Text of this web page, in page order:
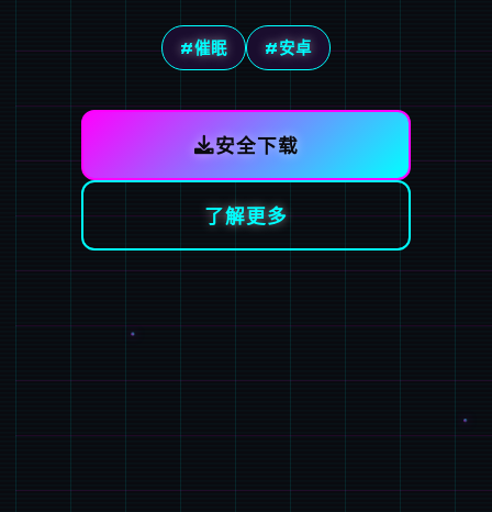
#催眠 #安卓
安全下载
了解更多